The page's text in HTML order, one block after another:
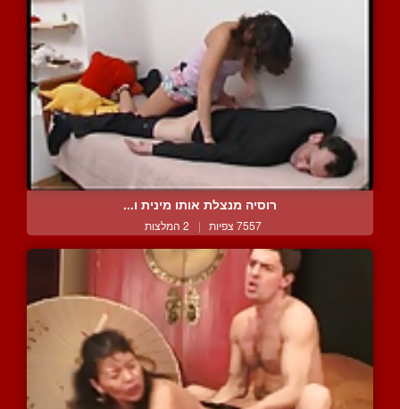
רוסיה מנצלת אותו מינית ו...
7557 צפיות | 2 המלצות